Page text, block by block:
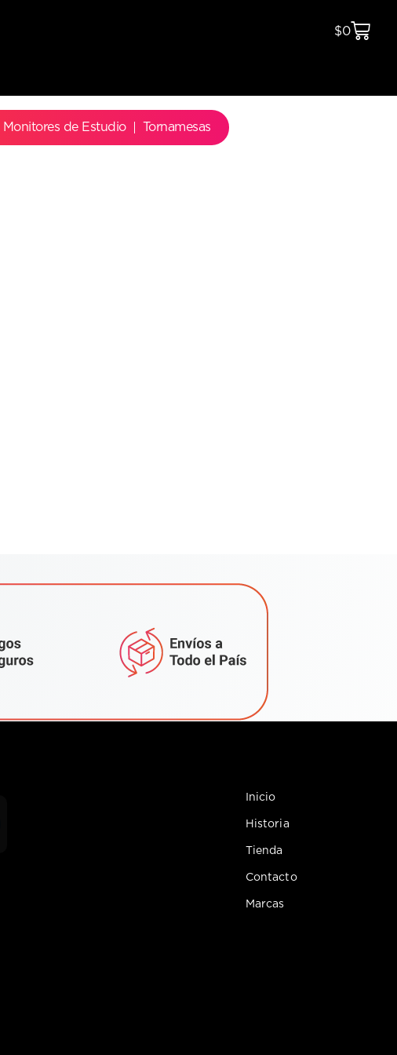
$0
Monitores de Estudio Tornamesas
Inicio
Historia
Tienda
Contacto
Marcas